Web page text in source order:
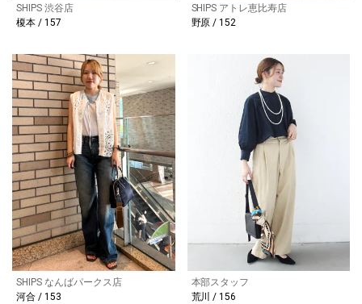
SHIPS 渋谷店
榎本 / 157
SHIPS アトレ恵比寿店
野原 / 152
SHIPS なんばパークス店
河合 / 153
本部スタッフ
荒川 / 156